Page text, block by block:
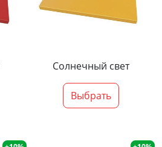
Солнечный свет
Выбрать